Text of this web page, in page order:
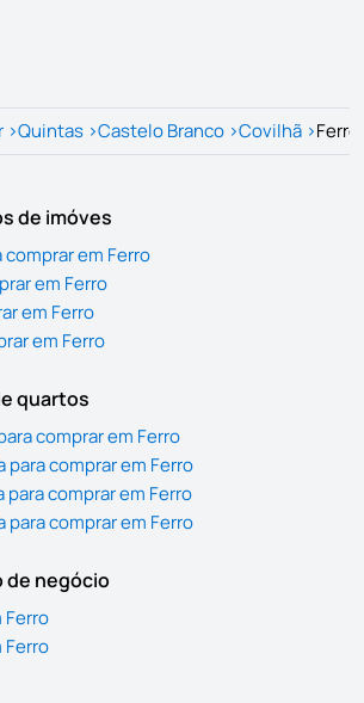
>Quintas >Castelo Branco >Covilhã >Ferro
de imóves
em Ferro
em Ferro
em Ferro
em Ferro
quartos
comprar em Ferro
comprar em Ferro
comprar em Ferro
comprar em Ferro
de negócio
Ferro
Ferro